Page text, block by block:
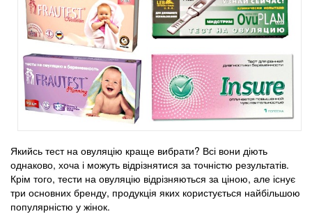
Якийсь тест на овуляцію краще вибрати? Всі вони діють
однаково, хоча і можуть відрізнятися за точністю результатів.
Крім того, тести на овуляцію відрізняються за ціною, але існує
три основних бренду, продукція яких користується найбільшою
популярністю у жінок.